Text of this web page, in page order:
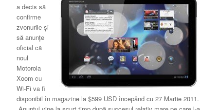
a decis să
confirme
zvonurile şi
să anunţe
oficial că
noul
Motorola
Xoom cu
Wi-Fi va fi
disponibil în magazine la $599 USD începând cu 27 Martie 2011.